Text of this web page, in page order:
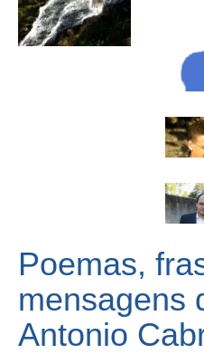
Poemas,
mensagens
Antonio